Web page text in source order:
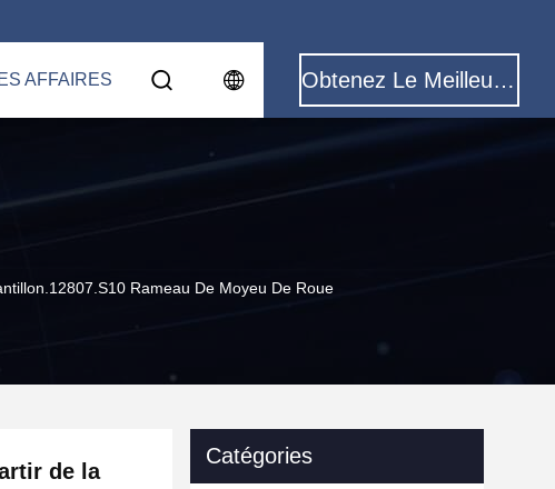
AFFAIRES Obtenez Le Meilleur Prix
Rameau De Moyeu De Roue
de la
Catégories